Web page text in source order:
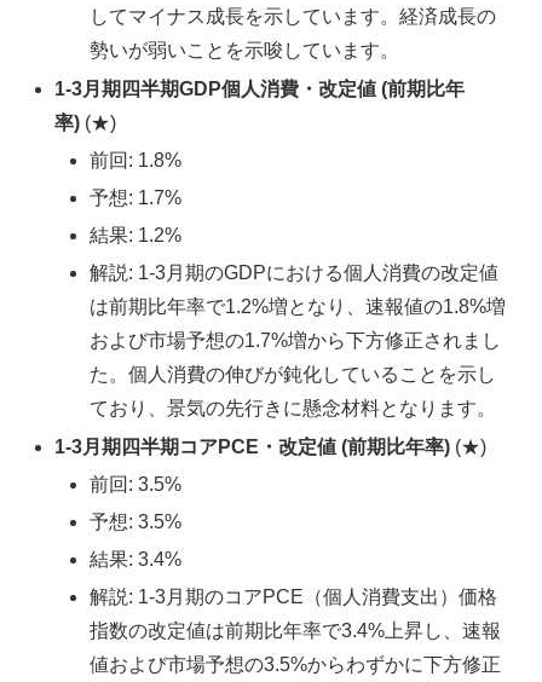
してマイナス成長を示しています。経済成長の
勢いが弱いことを示唆しています。
1-3月期四半期GDP個人消費・改定値 (前期比年
率) (★)
前回: 1.8%
予想: 1.7%
結果: 1.2%
解説: 1-3月期のGDPにおける個人消費の改定値
は前期比年率で1.2%増となり、速報値の1.8%増
および市場予想の1.7%増から下方修正されまし
た。個人消費の伸びが鈍化していることを示し
ており、景気の先行きに懸念材料となります。
1-3月期四半期コアPCE・改定値 (前期比年率) (★)
前回: 3.5%
予想: 3.5%
結果: 3.4%
解説: 1-3月期のコアPCE（個人消費支出）価格
指数の改定値は前期比年率で3.4%上昇し、速報
値および市場予想の3.5%からわずかに下方修正